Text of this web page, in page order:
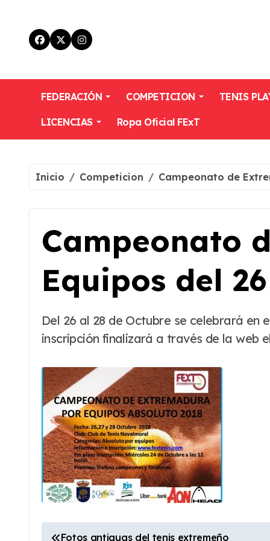
content
FEDERACIÓN COMPETICION TENIS
LICENCIAS Ropa Oficial FExT
Inicio Competicion Campeonato de
Campeonato
Equipos del
Del 26 al 28 de Octubre se celebrará en el C.T. Navalmoral del Campeonato de Extremadura Absoluto por Equipos. El plazo de
inscripción finalizará a través de la web
N Fotos antiguas del tenis extremeño